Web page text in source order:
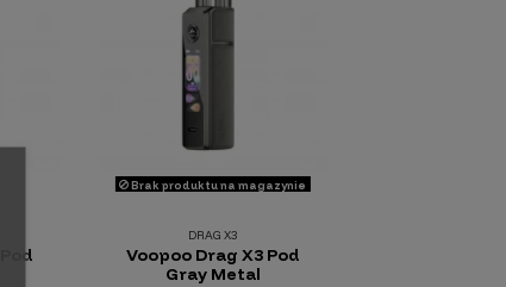
Brak produktu na magazynie
DRAG X3
Voopoo Drag X3 Pod
Gray Metal